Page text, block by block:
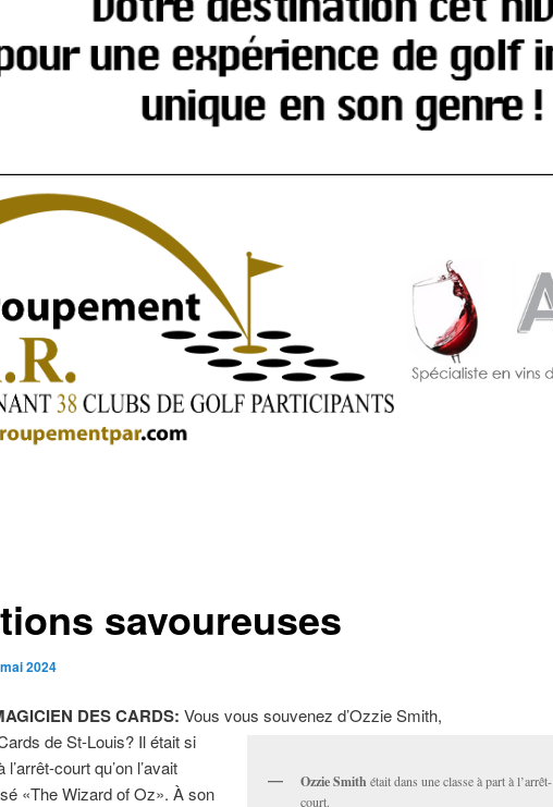
savoureuses
2024
DES CARDS:Vous vous souvenez d’Ozzie Smith,
Ozzie Smith était dans une classe à part à l’arrêt-
court.
de St-Louis? Il était si
l’arrêt-court qu’on l’avait
«The Wizard of Oz». À son